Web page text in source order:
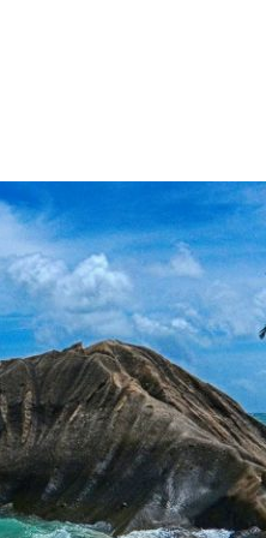
טיול שייט